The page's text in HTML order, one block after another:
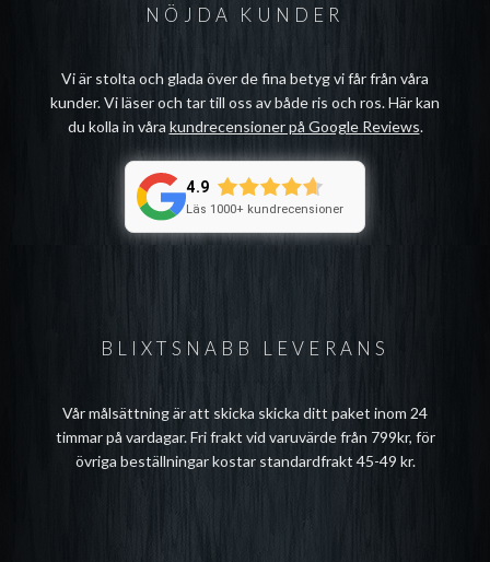
BLIXTSNABB LEVERANS
Vår målsättning är att skicka skicka ditt paket inom 24
timmar på vardagar. Fri frakt vid varuvärde från 799kr, för
övriga beställningar kostar standardfrakt 45-49 kr.
NÖJDA KUNDER
Vi är stolta och glada över de fina betyg vi får från våra
kunder. Vi läser och tar till oss av både ris och ros. Här kan
du kolla in våra kundrecensioner på Google Reviews.
4.9
Läs 1000+ kundrecensioner